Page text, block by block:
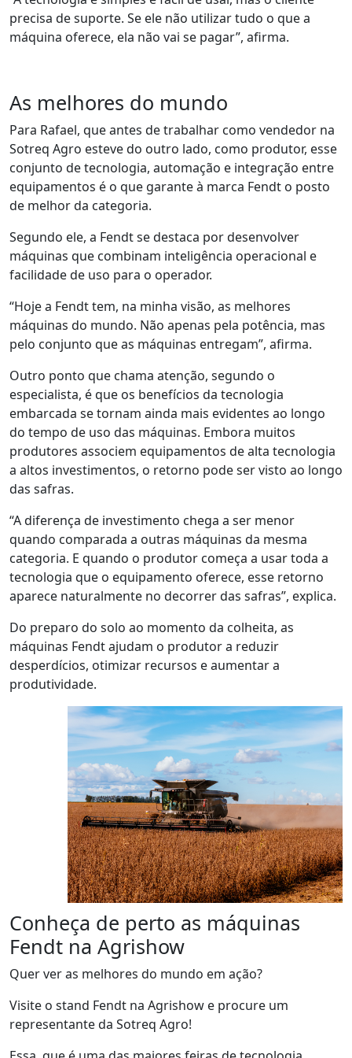
precisa de suporte. Se ele não utilizar tudo o que a
máquina oferece, ela não vai se pagar”, afirma.
As melhores do mundo
Para Rafael, que antes de trabalhar como vendedor na
Sotreq Agro esteve do outro lado, como produtor, esse
conjunto de tecnologia, automação e integração entre
equipamentos é o que garante à marca Fendt o posto
de melhor da categoria.
Segundo ele, a Fendtse destaca por desenvolver
máquinas que combinam inteligência operacional e
facilidade de uso para o operador.
“Hoje a Fendttem, na minha visão, as melhores
máquinas do mundo. Não apenas pela potência, mas
pelo conjunto queas máquinas entregam”, afirma.
Outro ponto que chama atenção, segundo o
especialista, é que os benefícios da tecnologia
embarcada se tornam ainda mais evidentes ao longo
do tempo de uso das máquinas. Embora muitos
produtores associem equipamentos de alta tecnologia
a altos investimentos, o retorno pode ser visto ao longo
das safras.
“A diferença de investimento chega a ser menor
quando comparada a outras máquinas da mesma
categoria. E quando o produtor começa a usar toda a
tecnologia que o equipamento oferece, esse retorno
aparece naturalmente no decorrer das safras”, explica.
Do preparo do solo ao momento da colheita, as
máquinas Fendtajudam o produtor a reduzir
desperdícios, otimizar recursos e aumentar a
produtividade.
Conheça de perto as máquinas
Fendt na Agrishow
Querver as melhores do mundo em ação?
Visite o stand Fendt na Agrishow e procure um
representanteda Sotreq Agro!